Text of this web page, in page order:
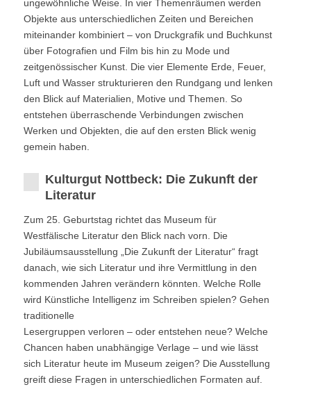
ungewöhnliche Weise. In vier Themenräumen werden
Objekte aus unterschiedlichen Zeiten und Bereichen
miteinander kombiniert – von Druckgrafik und Buchkunst
über Fotografien und Film bis hin zu Mode und
zeitgenössischer Kunst. Die vier Elemente Erde, Feuer,
Luft und Wasser strukturieren den Rundgang und lenken
den Blick auf Materialien, Motive und Themen. So
entstehen überraschende Verbindungen zwischen
Werken und Objekten, die auf den ersten Blick wenig
gemein haben.
Kulturgut Nottbeck: Die Zukunft der
Literatur
Zum 25. Geburtstag richtet das Museum für
Westfälische Literatur den Blick nach vorn. Die
Jubiläumsausstellung „Die Zukunft der Literatur“ fragt
danach, wie sich Literatur und ihre Vermittlung in den
kommenden Jahren verändern könnten. Welche Rolle
wird Künstliche Intelligenz im Schreiben spielen? Gehen
traditionelle
Lesergruppen verloren – oder entstehen neue? Welche
Chancen haben unabhängige Verlage – und wie lässt
sich Literatur heute im Museum zeigen? Die Ausstellung
greift diese Fragen in unterschiedlichen Formaten auf.